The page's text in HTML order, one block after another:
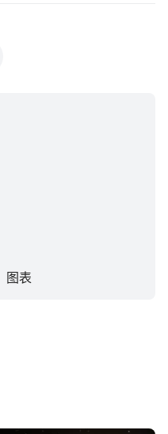
能性。moomoo对上述内
图表